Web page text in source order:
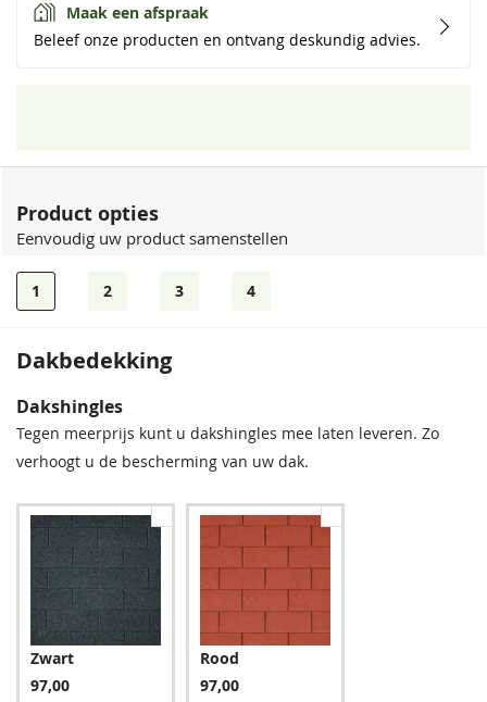
Maak een afspraak
Beleef onze producten en ontvang deskundig advies.
Product opties
Eenvoudig uw product samenstellen
1 2 3 4
Dakbedekking
Dakshingles
Tegen meerprijs kunt u dakshingles mee laten leveren. Zo
verhoogt u de bescherming van uw dak.
Zwart
97,00
Rood
97,00